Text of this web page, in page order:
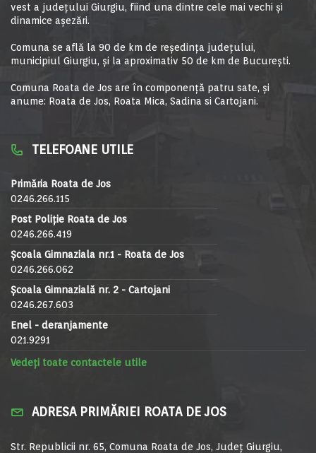
vest a judeţului Giurgiu, fiind una dintre cele mai vechi şi
dinamice aşezări.
Comuna se află la 90 de km de reşedinţa judeţului,
municipiul Giurgiu, şi la aproximativ 50 de km de Bucureşti.
Comuna Roata de Jos are în componență patru sate, și
anume: Roata de Jos, Roata Mica, Sadina si Cartojani.
TELEFOANE UTILE
Primăria Roata de Jos
0246.266.115
Post Poliție Roata de Jos
0246.266.419
Școala Gimnaziala nr.1 - Roata de Jos
0246.266.062
Școala Gimnazială nr. 2 - Cartojani
0246.267.603
Enel - deranjamente
021.9291
Vedeți toate contactele utile
ADRESA PRIMĂRIEI ROATA DE JOS
Str. Republicii nr. 65, Comuna Roata de Jos, Județ Giurgiu,